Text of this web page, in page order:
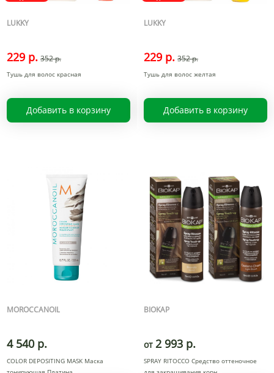
LUKKY
229 р. 352 р.
Тушь для волос красная
Добавить в корзину
LUKKY
229 р. 352 р.
Тушь для волос желтая
Добавить в корзину
MOROCCANOIL
4 540 р.
COLOR DEPOSITING MASK Маска
BIOKAP
от 2 993 р.
SPRAY RITOCCO Средство оттеночное